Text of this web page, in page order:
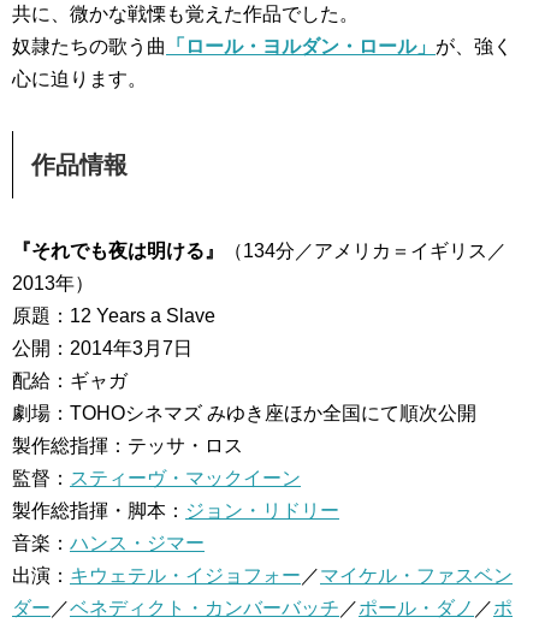
共に、微かな戦慄も覚えた作品でした。
奴隷たちの歌う曲
「ロール・ヨルダン・ロール」 が、強く
心に迫ります。
作品情報
『それでも夜は明ける』
（134分／アメリカ＝イギリス／
2013年）
原題：12 Years a Slave
公開：2014年3月7日
配給：ギャガ
劇場：TOHOシネマズ みゆき座ほか全国にて順次公開
製作総指揮：テッサ・ロス
監督： スティーヴ・マックイーン
製作総指揮・脚本： ジョン・リドリー
音楽： ハンス・ジマー
出演： キウェテル・イジョフォー ／マイケル・ファスベン
ダー ／ベネディクト・カンバーバッチ ／ポール・ダノ ／ポ